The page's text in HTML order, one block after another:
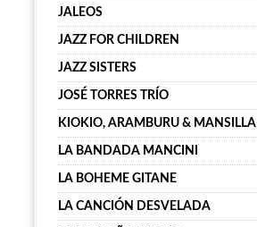
JALEOS
JAZZ FOR CHILDREN
JAZZ SISTERS
JOSÉ TORRES TRÍO
KIOKIO, ARAMBURU & MANSILLA
LA BANDADA MANCINI
LA BOHEME GITANE
LA CANCIÓN DESVELADA